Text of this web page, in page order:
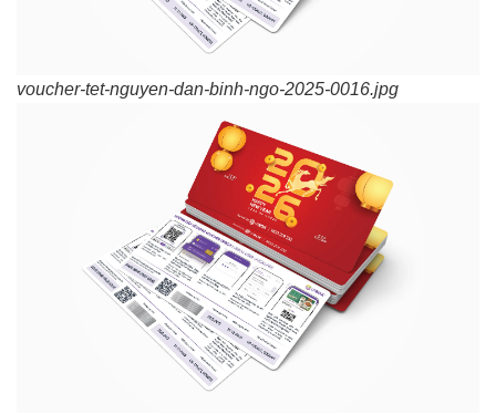
voucher-tet-nguyen-dan-binh-ngo-2025-0016.jpg